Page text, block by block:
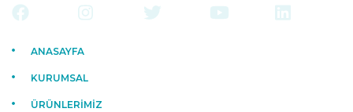
ANASAYFA
KURUMSAL
ÜRÜNLERİMİZ